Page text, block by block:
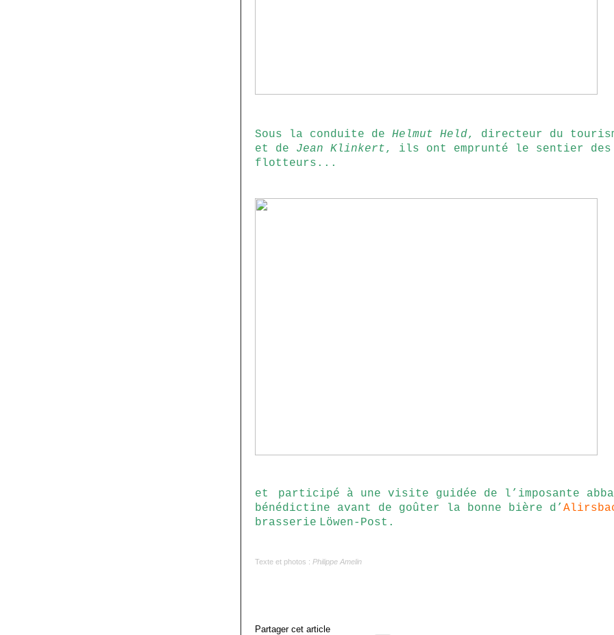
Sous la conduite de Helmut Held, directeur du
et de Jean Klinkert, ils ont emprunté le sentier des
flotteurs...
et
participé à une visite guidée de l’imposante
bénédictine avant de goûter la bonne bière d’
brasserie Löwen-Post.
Texte et photos : Philippe Amelin
Partager cet article